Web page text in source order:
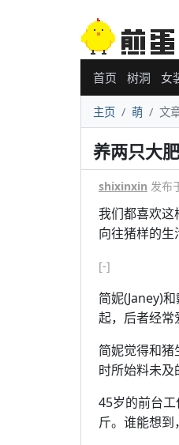
首页 树洞 女
主页 萌 文
养两只大
shixinxin 发布
我们都喜欢
向往猪样的生
[-]
简妮(Janey)
起，后者经常
简妮觉得和
时所始料未
45岁的前台
斤。谁能想到